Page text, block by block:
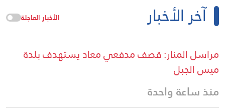
آخر الأخبار الأخبار العاجلة
مراسل المنار: قصف مدفعي معاد يستهدف بلدة
ميس الجبل
منذ ساعة واحدة